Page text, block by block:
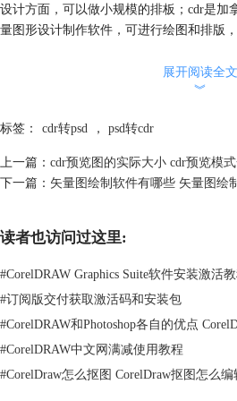
设计方面，可以做小规模的排板；cdr是加
量图形设计制作软件，可进行绘图和排版
文件格式不同：cdr导出格式是CorelDRAW
出格式是Photoshop文档（.psd）。PSD格
工具与功能不同：cdr软件提供了丰富的矢
件则提供了强大的图像处理和编辑工具。
使用领域不同：cdr软件擅长矢量图形的设
等领域被广泛应用。PS软件则更广泛地应
掌握难度不同：PS很多功能隐蔽性强，对
综上所述，对于初学者来说，cdr更容易掌
绘制矢量图，然后再学习PS编辑处理图像。
展开阅读全文
︾
标签： cdr转psd ， psd转cdr
上一篇： cdr预览图的实际大小 cdr预览模
下一篇： 矢量图绘制软件有哪些 矢量图绘
读者也访问过这里:
#CorelDRAW Graphics Suite软件安装激活
#订阅版交付获取激活码和安装包
#CorelDRAW和Photoshop各自的优点
#CorelDRAW中文网满减使用教程
#CorelDraw怎么抠图 CorelDraw抠图怎么